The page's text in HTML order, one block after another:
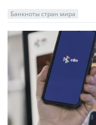
Банкноты стран мира